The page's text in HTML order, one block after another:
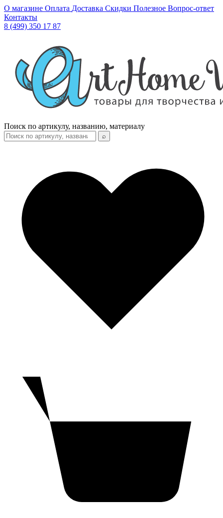
О магазине Оплата Доставка Скидки Полезное Вопрос-ответ
Контакты
8 (499) 350 17 87
Поиск по артикулу, названию, материалу
⌕